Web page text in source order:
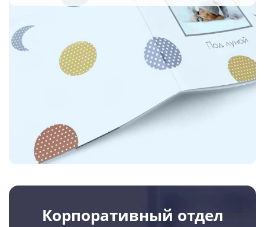
Корпоративный отдел